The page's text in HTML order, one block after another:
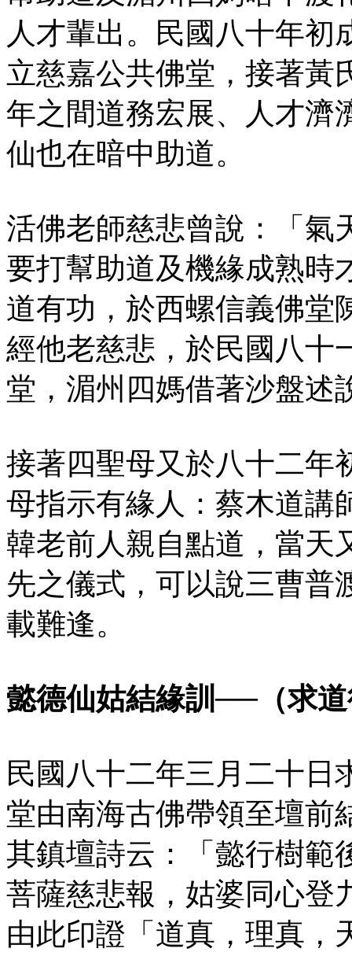
人才輩出。民國八十年初
立慈嘉公共佛堂，接著黃
年之間道務宏展、人才濟
仙也在暗中助道。
活佛老師慈悲曾說：「氣
要打幫助道及機緣成熟時
道有功，於西螺信義佛堂
經他老慈悲，於民國八十
堂，湄州四媽借著沙盤述
接著四聖母又於八十二年
母指示有緣人：蔡木道講
韓老前人親自點道，當天
先之儀式，可以說三曹普
載難逢。
懿德仙姑結緣訓──（求
民國八十二年三月二十日
堂由南海古佛帶領至壇前
其鎮壇詩云：「懿行樹範
菩薩慈悲報，姑婆同心登
由此印證「道真，理真，